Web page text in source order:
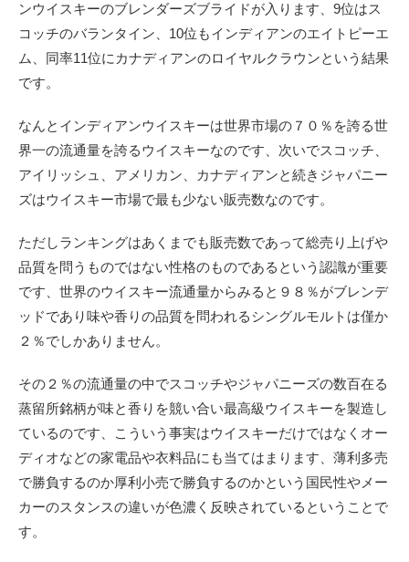
ンウイスキーのブレンダーズブライドが入ります、9位はス
コッチのバランタイン、10位もインディアンのエイトピーエ
ム、同率11位にカナディアンのロイヤルクラウンという結果
です。
なんとインディアンウイスキーは世界市場の７０％を誇る世
界一の流通量を誇るウイスキーなのです、次いでスコッチ、
アイリッシュ、アメリカン、カナディアンと続きジャパニー
ズはウイスキー市場で最も少ない販売数なのです。
ただしランキングはあくまでも販売数であって総売り上げや
品質を問うものではない性格のものであるという認識が重要
です、世界のウイスキー流通量からみると９８％がブレンデ
ッドであり味や香りの品質を問われるシングルモルトは僅か
２％でしかありません。
その２％の流通量の中でスコッチやジャパニーズの数百在る
蒸留所銘柄が味と香りを競い合い最高級ウイスキーを製造し
ているのです、こういう事実はウイスキーだけではなくオー
ディオなどの家電品や衣料品にも当てはまります、薄利多売
で勝負するのか厚利小売で勝負するのかという国民性やメー
カーのスタンスの違いが色濃く反映されているということで
す。